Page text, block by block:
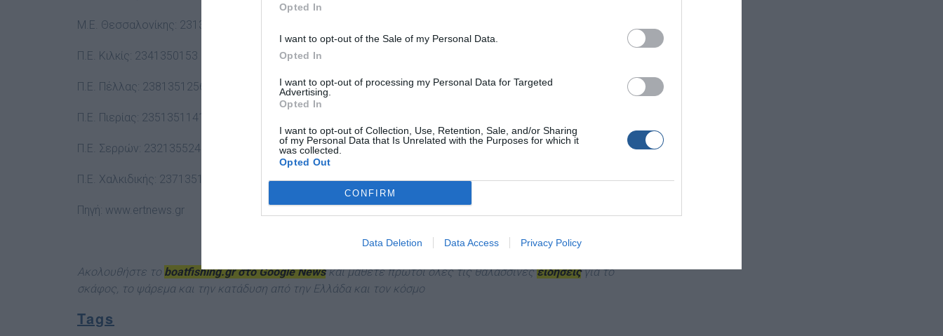
Opted In
I want to opt-out of the Sale of my Personal Data.
Opted In
I want to opt-out of processing my Personal Data for Targeted
Advertising.
Opted In
I want to opt-out of Collection, Use, Retention, Sale, and/or Sharing
of my Personal Data that Is Unrelated with the Purposes for which it
was collected.
Opted Out
CONFIRM
Data Deletion Data Access Privacy Policy
Μ.Ε. Θεσσαλονίκης: 231333038
Π.Ε. Κιλκίς: 2341350153
Π.Ε. Πέλλας: 2381351256
Π.Ε. Πιερίας: 2351351141
Π.Ε. Σερρών: 2321355248
Π.Ε. Χαλκιδικής: 2371351343
Πηγή: www.ertnews.gr
Ακολουθήστε το boatfishing.gr στο Google Newsκαι μάθετε πρώτοι όλες τις θαλασσινέςειδήσειςγια το
σκάφος, το ψάρεμα και την κατάδυση από την Ελλάδα και τον κόσμο
Tags